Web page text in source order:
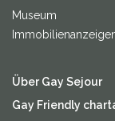
Museum
Über Gay Sejour
Gay Friendly